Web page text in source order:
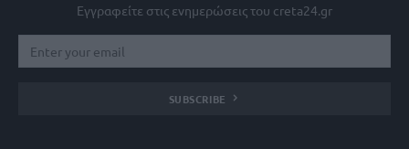
Εγγραφείτε στις ενημερώσεις του creta24.gr
SUBSCRIBE